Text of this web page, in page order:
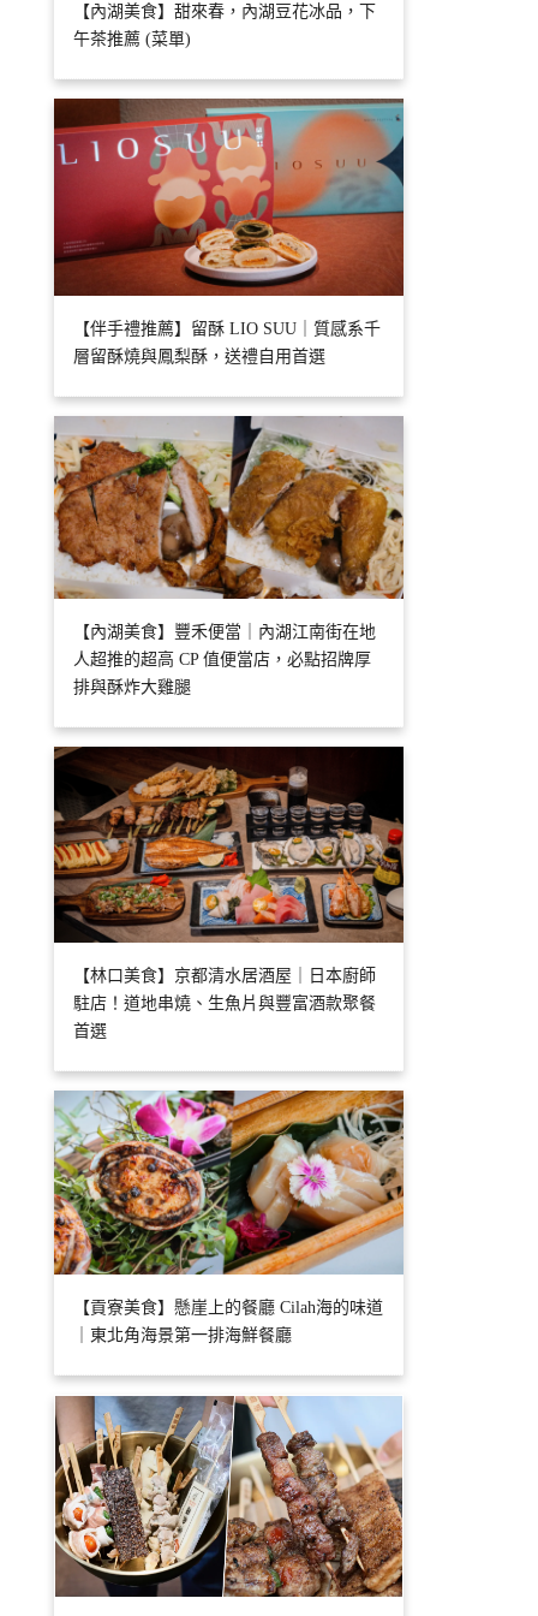
【內湖美食】甜來春，內湖豆花冰品，下
午茶推薦 (菜單)
【伴手禮推薦】留酥 LIO SUU｜質感系千
層留酥燒與鳳梨酥，送禮自用首選
【內湖美食】豐禾便當｜內湖江南街在地
人超推的超高 CP 值便當店，必點招牌厚
排與酥炸大雞腿
【林口美食】京都清水居酒屋｜日本廚師
駐店！道地串燒、生魚片與豐富酒款聚餐
首選
【貢寮美食】懸崖上的餐廳 Cilah海的味道
｜東北角海景第一排海鮮餐廳